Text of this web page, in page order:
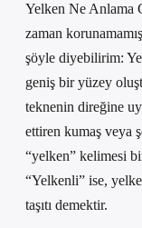
Yelken Ne Anlama
zaman
şöyle diyebilirim:
geniş bir yüzey
teknenin direğine
ettiren kumaş veya
“yelken” kelimesi
“Yelkenli” ise,
taşıtı demektir.